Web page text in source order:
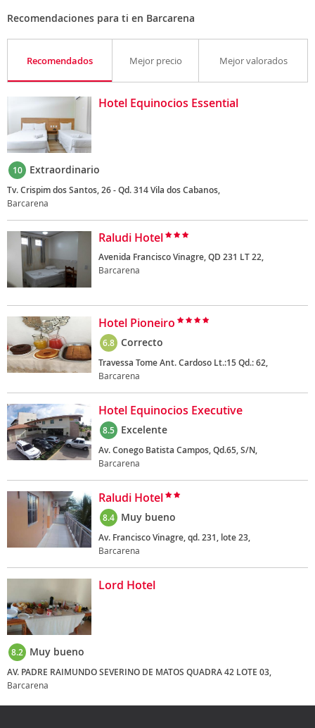
Recomendaciones para ti en Barcarena
Recomendados Mejor precio Mejor valorados
Hotel Equinocios Essential
10 Extraordinario
Tv. Crispim dos Santos, 26 - Qd. 314 Vila dos Cabanos,
Barcarena
Raludi Hotel
Avenida Francisco Vinagre, QD 231 LT 22,
Barcarena
Hotel Pioneiro
6.8 Correcto
Travessa Tome Ant. Cardoso Lt.:15 Qd.: 62,
Barcarena
Hotel Equinocios Executive
8.5 Excelente
Av. Conego Batista Campos, Qd.65, S/N,
Barcarena
Raludi Hotel
8.4 Muy bueno
Av. Francisco Vinagre, qd. 231, lote 23,
Barcarena
Lord Hotel
8.2 Muy bueno
AV. PADRE RAIMUNDO SEVERINO DE MATOS QUADRA 42 LOTE 03,
Barcarena